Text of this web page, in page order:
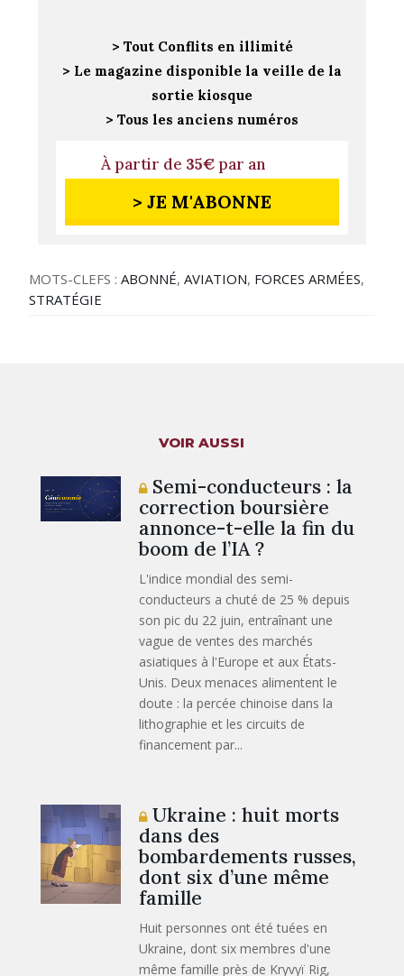
> Tout Conflits en illimité
> Le magazine disponible la veille de la
sortie kiosque
> Tous les anciens numéros
À partir de 35€par an
> JE M'ABONNE
MOTS-CLEFS :ABONNÉ,AVIATION, FORCES ARMÉES,
STRATÉGIE
VOIR AUSSI
Semi-conducteurs : la
correction boursière
annonce-t-elle la fin du
boom de l’IA ?
L'indice mondial des semi-
conducteurs a chuté de 25 % depuis
son pic du 22 juin, entraînant une
vague de ventes des marchés
asiatiques à l'Europe et aux États-
Unis. Deux menaces alimentent le
doute : la percée chinoise dans la
lithographie et les circuits de
financement par...
Ukraine : huit morts
dans des
bombardements russes,
dont six d’une même
famille
Huit personnes ont été tuées en
Ukraine, dont six membres d'une
même famille près de Kryvyï Rig,